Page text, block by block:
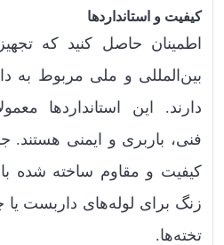
کیفیت و استانداردها
اطمینان حاصل کنید که
بین‌المللی و ملی مربوط به
دارند. این استانداردها
فنی، باربری و ایمنی هستند.
کیفیت و مقاوم ساخته شده
زنگ برای لوله‌های داربست
تخته‌ها.